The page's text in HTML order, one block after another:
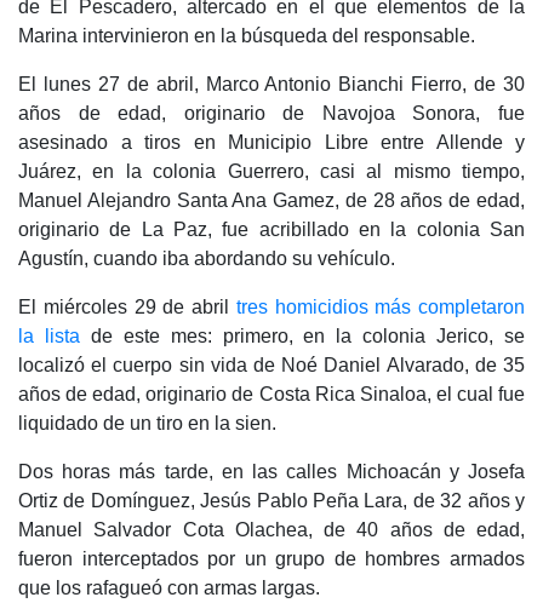
de El Pescadero, altercado en el que elementos de la
Marina intervinieron en la búsqueda del responsable.
El lunes 27 de abril, Marco Antonio Bianchi Fierro, de 30
años de edad, originario de Navojoa Sonora, fue
asesinado a tiros en Municipio Libre entre Allende y
Juárez, en la colonia Guerrero, casi al mismo tiempo,
Manuel Alejandro Santa Ana Gamez, de 28 años de edad,
originario de La Paz, fue acribillado en la colonia San
Agustín, cuando iba abordando su vehículo.
El miércoles 29 de abril tres homicidios más completaron
la lista de este mes: primero, en la colonia Jerico, se
localizó el cuerpo sin vida de Noé Daniel Alvarado, de 35
años de edad, originario de Costa Rica Sinaloa, el cual fue
liquidado de un tiro en la sien.
Dos horas más tarde, en las calles Michoacán y Josefa
Ortiz de Domínguez, Jesús Pablo Peña Lara, de 32 años y
Manuel Salvador Cota Olachea, de 40 años de edad,
fueron interceptados por un grupo de hombres armados
que los rafagueó con armas largas.